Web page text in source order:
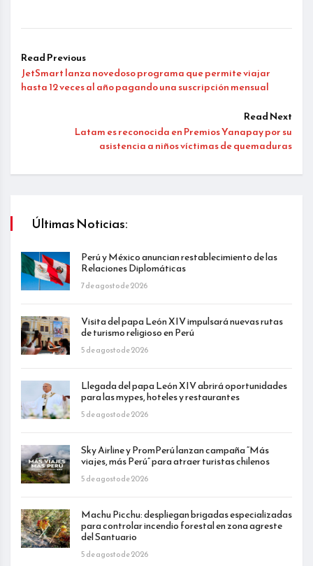
Read Previous
JetSmart lanza novedoso programa que permite viajar
hasta 12 veces al año pagando una suscripción mensual
Read Next
Latam es reconocida en Premios Yanapay por su
asistencia a niños víctimas de quemaduras
Últimas Noticias:
Perú y México anuncian restablecimiento de las
Relaciones Diplomáticas
7 de agosto de 2026
Visita del papa León XIV impulsará nuevas rutas
de turismo religioso en Perú
5 de agosto de 2026
Llegada del papa León XIV abrirá oportunidades
para las mypes, hoteles y restaurantes
5 de agosto de 2026
Sky Airline y PromPerú lanzan campaña “Más
viajes, más Perú” para atraer turistas chilenos
5 de agosto de 2026
Machu Picchu: despliegan brigadas especializadas
para controlar incendio forestal en zona agreste
del Santuario
5 de agosto de 2026